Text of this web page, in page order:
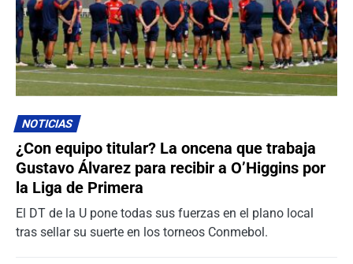
NOTICIAS
¿Con equipo titular? La oncena que trabaja
Gustavo Álvarez para recibir a O’Higgins por
la Liga de Primera
El DT de la U pone todas sus fuerzas en el plano local
tras sellar su suerte en los torneos Conmebol.